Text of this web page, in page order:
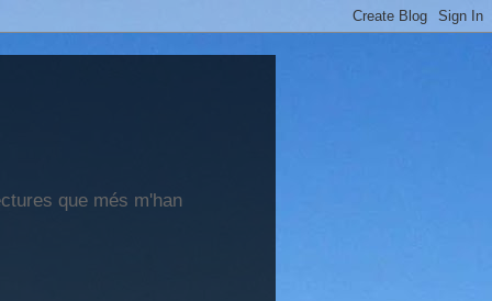
que més m'han